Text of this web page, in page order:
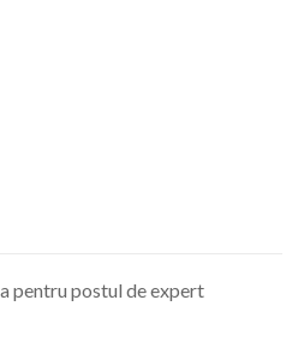
pentru postul de expert